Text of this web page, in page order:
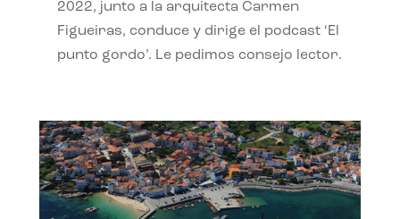
2022, junto a la arquitecta Carmen
Figueiras, conduce y dirige el podcast ‘El
punto gordo’. Le pedimos consejo lector.